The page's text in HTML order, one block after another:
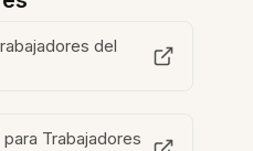
del
Trabajadores